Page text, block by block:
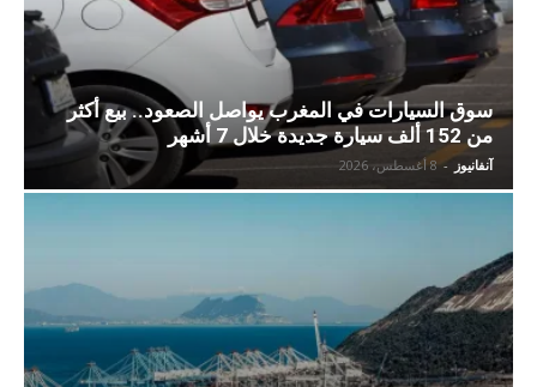
سوق السيارات في المغرب يواصل الصعود.. بيع أكثر
من 152 ألف سيارة جديدة خلال 7 أشهر
آنفانيوز - 8 أغسطس، 2026